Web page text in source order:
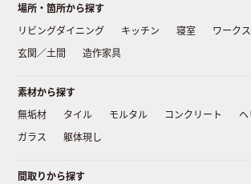
場所・箇所から探す
リビングダイニング
キッチン 寝室 ワーク
玄関／土間
造作家具
素材から探す
無垢材
タイル モルタル コンクリート
ガラス
躯体現し
間取りから探す